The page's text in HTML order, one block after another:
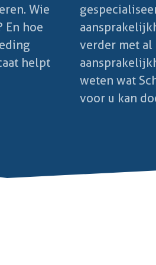
Wie
En hoe
helpt
verder met al
weten wat
voor u kan